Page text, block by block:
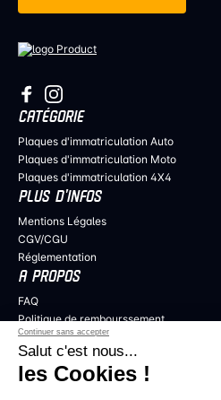
Continuer sans accepter
Salut c'est nous...
les Cookies !
CATÉGORIE
Plaques d'immatriculation Auto
Plaques d'immatriculation Moto
Plaques d'immatriculation 4X4
PLUS D’INFOS
Mentions Légales
CGV/CGU
Réglementation
A PROPOS
FAQ
Politique de rembourssement
Politique de confidentialité
COLLABORER
Professionnels de l’audiovisuel